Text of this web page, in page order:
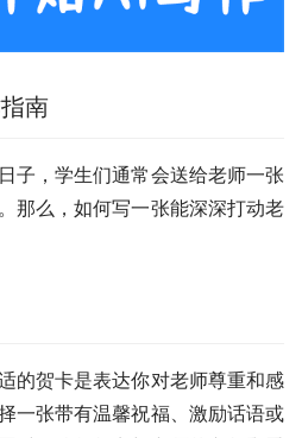
南
子，学生们通常会送给老师一张
那么，如何写一张能深深打动老
的贺卡是表达你对老师尊重和感
一张带有温馨祝福、激励话语或